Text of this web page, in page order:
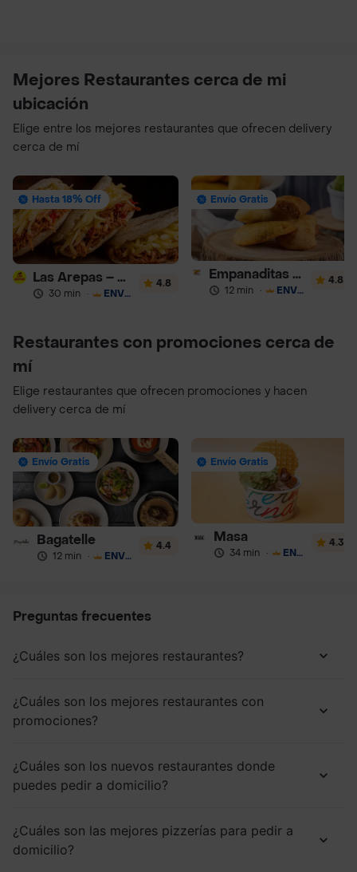
Mejores Restaurantes cerca de mi
ubicación
Elige entre los mejores restaurantes que ofrecen delivery
cerca de mí
Hasta 18% Off
Las Arepas – Arepas Rellenas
30 min · ENVÍO GRATIS
4.8
Envío Gratis
Empanaditas de Pipian - Empanadas
12 min · ENVÍO GRATIS
4.8
Restaurantes con promociones cerca de
mí
Elige restaurantes que ofrecen promociones y hacen
delivery cerca de mí
Envío Gratis
Bagatelle
12 min · ENVÍO GRATIS
4.4
Envío Gratis
Masa
34 min · ENVÍO GRATIS
4.3
Preguntas frecuentes
¿Cuáles son los mejores restaurantes?
¿Cuáles son los mejores restaurantes con
promociones?
¿Cuáles son los nuevos restaurantes donde
puedes pedir a domicilio?
¿Cuáles son las mejores pizzerías para pedir a
domicilio?